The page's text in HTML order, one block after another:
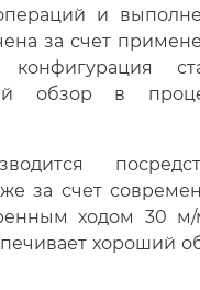
и
за счет
обзор в
за счет
ходом 30 м/
хороший